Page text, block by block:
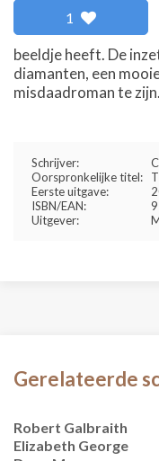
1
beeldje heeft. De
diamanten, een
misdaadroman te zijn.
Schrijver:
Oorspronkelijke titel:
Eerste uitgave:
ISBN/EAN:
Uitgever:
Gerelateerde
Robert Galbraith
Elizabeth George